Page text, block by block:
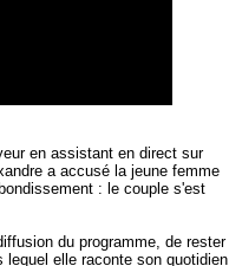
en assistant en direct sur
a accusé la jeune femme
: le couple s'est
du programme, de rester
elle raconte son quotidien